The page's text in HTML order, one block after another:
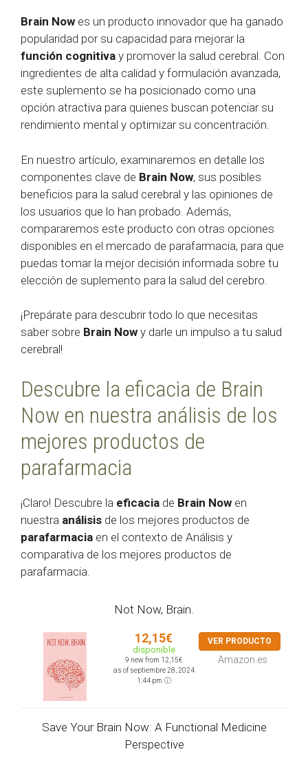
Brain Now es un producto innovador que ha ganado
popularidad por su capacidad para mejorar la
función cognitiva y promover la salud cerebral. Con
ingredientes de alta calidad y formulación avanzada,
este suplemento se ha posicionado como una
opción atractiva para quienes buscan potenciar su
rendimiento mental y optimizar su concentración.
En nuestro artículo, examinaremos en detalle los
componentes clave de Brain Now, sus posibles
beneficios para la salud cerebral y las opiniones de
los usuarios que lo han probado. Además,
compararemos este producto con otras opciones
disponibles en el mercado de parafarmacia, para que
puedas tomar la mejor decisión informada sobre tu
elección de suplemento para la salud del cerebro.
¡Prepárate para descubrir todo lo que necesitas
saber sobre Brain Now y darle un impulso a tu salud
cerebral!
Descubre la eficacia de Brain
Now en nuestra análisis de los
mejores productos de
parafarmacia
¡Claro! Descubre la eficacia de Brain Now en
nuestra análisis de los mejores productos de
parafarmacia en el contexto de Análisis y
comparativa de los mejores productos de
parafarmacia.
Not Now, Brain.
12,15€
disponible
9 new from 12,15€
as of septiembre 28, 2024
1:44 pm
VER PRODUCTO
Amazon.es
Save Your Brain Now: A Functional Medicine
Perspective